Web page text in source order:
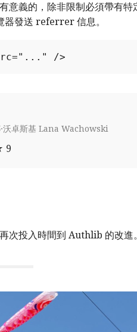
意義的，除非限制必須帶有
器發送 referrer 信息。
/>
沃卓斯基 Lana Wachowski
次投入時間到 Authlib 的改進